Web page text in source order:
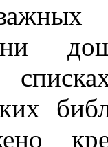
Они